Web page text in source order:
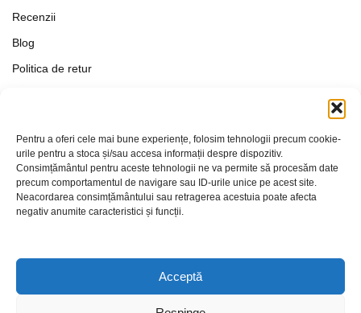
Pentru a oferi cele mai bune experiențe, folosim tehnologii precum cookie-
urile pentru a stoca și/sau accesa informații despre dispozitiv.
Consimțământul pentru aceste tehnologii ne va permite să procesăm date
precum comportamentul de navigare sau ID-urile unice pe acest site.
Neacordarea consimțământului sau retragerea acestuia poate afecta
negativ anumite caracteristici și funcții.
Acceptă
Recenzii
Blog
Politica de retur
Politica de Confidențialitate
Politica de cookies
Setări Cookie-uri
Contact